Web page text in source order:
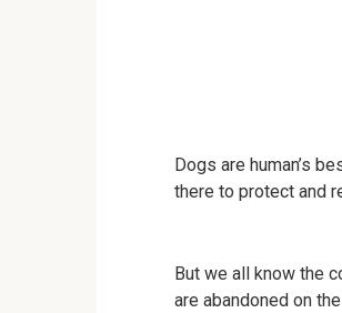
Dogs are human’s
there to protect and
But we all know the
are abandoned on